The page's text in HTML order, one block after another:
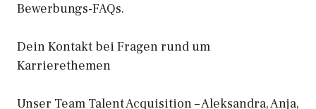
Bewerbungs-FAQs.
Dein Kontakt bei Fragen rund um
Karrierethemen
Unser Team Talent Acquisition – Aleksandra, Anja,